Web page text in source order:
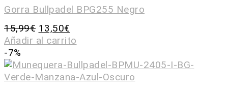
Gorra Bullpadel BPG255 Negro
15,99€ 13,50€
Añadir al carrito
-7%